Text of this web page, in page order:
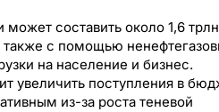
составить около 1,6 трлн
также с помощью
на население и бизнес.
увеличить поступления в
из-за роста теневой